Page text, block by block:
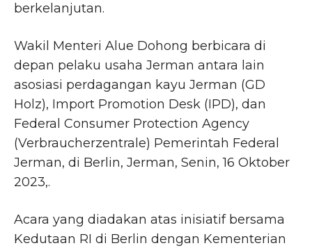
berkelanjutan.
Wakil Menteri Alue Dohong berbicara di
depan pelaku usaha Jerman antara lain
asosiasi perdagangan kayu Jerman (GD
Holz), Import Promotion Desk (IPD), dan
Federal Consumer Protection Agency
(Verbraucherzentrale) Pemerintah Federal
Jerman, di Berlin, Jerman, Senin, 16 Oktober
2023,.
Acara yang diadakan atas inisiatif bersama
Kedutaan RI di Berlin dengan Kementerian